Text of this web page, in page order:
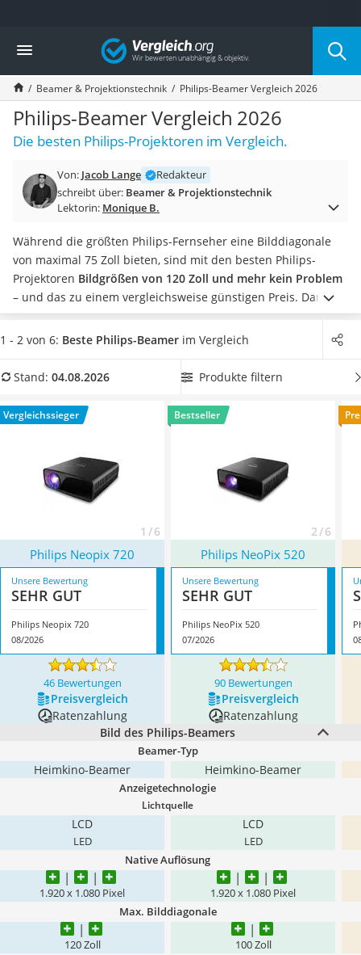
Die beliebtesten Vergleiche nach Kategorie
Elektronik
Powerstation
Monitor 32 Zoll 4K
Fernseher
Drucker
Desktop-PC
Diascanner
Laser-Multifunktionsdrucker
Powerstation mit Solarpanel
Gaming-PC
Soundbar
17-Zoll-Laptop
Satellitenschüssel
Gaming-Headset
Tablets unter 200 Euro
Lichtwecker
Acer Aspire
Vergleich
Beamer & Projektionstechnik Philips-Beamer Vergleich 2026
Philips-Beamer Vergleich 2026
Die besten Philips-Projektoren im Vergleich.
Von: Jacob Lange
Redakteur
schreibt über: Beamer & Projektionstechnik
Lektorin: Monique B.
Während die größten Philips-Fernseher eine Bilddiagonale
von maximal 75 Zoll bieten, sind mit den besten Philips-
Projektoren Bildgrößen von 120 Zoll und mehr kein Problem
– und das zu einem vergleichsweise günstigen Preis. Damit
letztendlich auch die Bildqualität stimmt, raten diverse Tests
im Internet dazu, aufeine möglichst hohe Auflösung
und ein
unkompliziert von einem USB-Stick oder einer externen
Beamermit USB-Anschluss
aus unserer Vergleichstabelle.
Überzeugt hat uns hier im August 2026 besonders das
1 - 2 von 6: Beste Philips-Beamer im Vergleich
Stand: 04.08.2026 Produkte filtern
Vergleichssieger
1 / 6
Bestseller
2 / 6
Philips Neopix 720 Philips NeoPix 520
Unsere Bewertung
SEHR GUT
Philips Neopix 720
08/2026
Unsere Bewertung
SEHR GUT
Philips NeoPix 520
07/2026
46 Bewertungen 90 Bewertungen
Preis­vergleich
Preis­vergleich
Ratenzahlung
Ratenzahlung
Bild des Philips-Beamers
Beamer-Typ
Heimkino-Beamer Heimkino-Beamer
Anzeigetechnologie
Lichtquelle
LCD
LED
LCD
LED
Native Auflösung
1.920 x 1.080 Pixel 1.920 x 1.080 Pixel
Max. Bilddiagonale
120 Zoll 100 Zoll